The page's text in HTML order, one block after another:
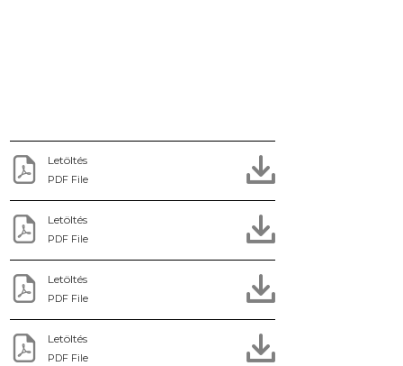
Letöltés
PDF File
Letöltés
PDF File
Letöltés
PDF File
Letöltés
PDF File